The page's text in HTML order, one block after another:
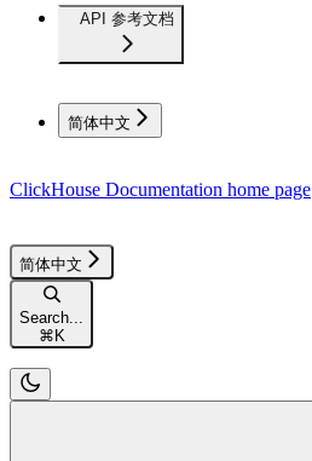
API 参考文档
简体中文
ClickHouse Documentation home page
简体中文
Search...
⌘ K